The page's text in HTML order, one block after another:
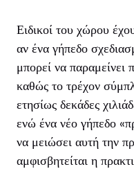
Ειδικοί του χώρου
αν ένα γήπεδο
μπορεί να
καθώς το τρέχον
ετησίως δεκάδες
ενώ ένα νέο γήπεδο
να μειώσει αυτή την
αμφισβητείται η